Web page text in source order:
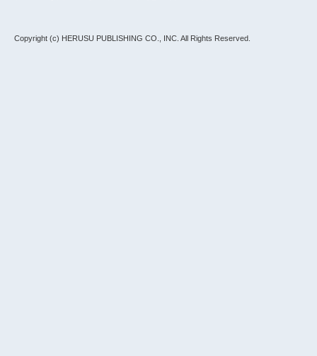
Copyright (c) HERUSU PUBLISHING CO., INC. All Rights Reserved.